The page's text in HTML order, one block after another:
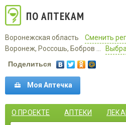
ПО АПТЕКАМ
Воронежская область
Сменить
Воронеж, Россошь, Бобров ...
Поделиться
Моя Аптечка
О ПРОЕКТЕ АПТЕКИ